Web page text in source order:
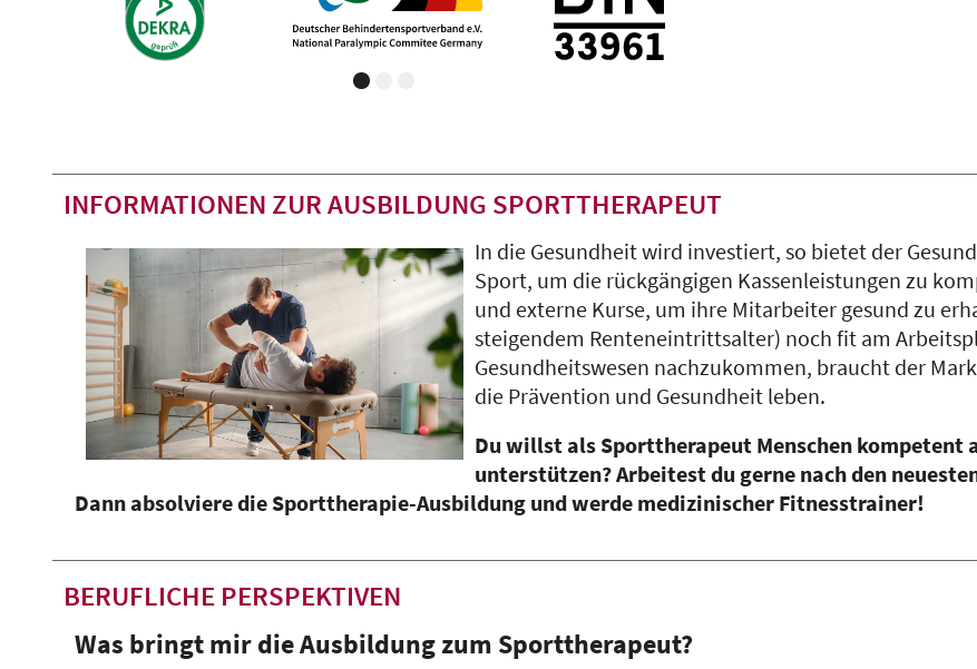
INFORMATIONEN ZUR AUSBILDUNG SPORTTHERAPEUT
In die Gesundheit wird investiert, so bietet der
Sport, um die rückgängigen Kassenleistungen zu
und externe Kurse, um ihre Mitarbeiter gesund zu
steigendem Renteneintrittsalter) noch fit am
Gesundheitswesen nachzukommen, braucht der
die Prävention und Gesundheit leben.
Du willst als Sporttherapeut Menschen kompetent
unterstützen? Arbeitest du gerne nach den
Dann absolviere die Sporttherapie-Ausbildung und werde medizinischer Fitnesstrainer!
BERUFLICHE PERSPEKTIVEN
Was bringt mir die Ausbildung zum Sporttherapeut?